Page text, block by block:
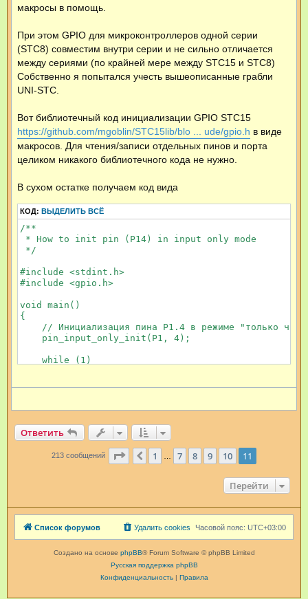
макросы в помощь.
При этом GPIO для микроконтроллеров одной серии
(STC8) совместим внутри серии и не сильно отличается
между сериями (по крайней мере между STC15 и STC8)
Собственно я попытался учесть вышеописанные грабли
UNI-STC.
Вот библиотечный код инициализации GPIO STC15
https://github.com/mgoblin/STC15lib/blo ... ude/gpio.h в виде
макросов. Для чтения/записи отдельных пинов и порта
целиком никакого библиотечного кода не нужно.
В сухом остатке получаем код вида
КОД: ВЫДЕЛИТЬ ВСЁ
/**
* How to init pin (P14) in input only mode
*/
#include <stdint.h>
#include <gpio.h>
void main()
{
// Инициализация пина P1.4 в режиме "только
    pin_input_only_init(P1, 4);
    while (1)
}
Прошивка получается компактной по размеру, быстро
Ответить
213 сообщений Страница 11 из
Пред.
1 7 8 9 10 11
Перейти
Список форумов Часовой пояс: UTC+03:00
Удалить cookies
Создано на основе phpBB® Forum Software © phpBB Limited
Русская поддержка phpBB
Конфиденциальность| Правила